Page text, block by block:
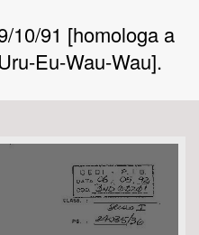
10/91 [homologa a
Eu-Wau-Wau].